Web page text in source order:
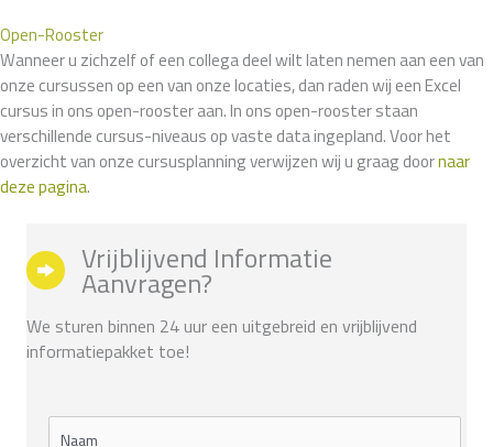
Open-Rooster
Wanneer u zichzelf of een collega deel wilt laten nemen aan een van
onze cursussen op een van onze locaties, dan raden wij een Excel
cursus in ons open-rooster aan. In ons open-rooster staan
verschillende cursus-niveaus op vaste data ingepland. Voor het
overzicht van onze cursusplanning verwijzen wij u graag doornaar
deze pagina.
Vrijblijvend Informatie
Aanvragen?
We sturen binnen 24 uur een uitgebreid en vrijblijvend
informatiepakket toe!